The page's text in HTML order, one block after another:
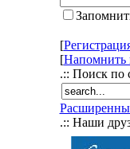
[
[Напомнить
.:: Поиск по
.:: Наши